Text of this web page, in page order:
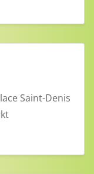
Saint-Denis